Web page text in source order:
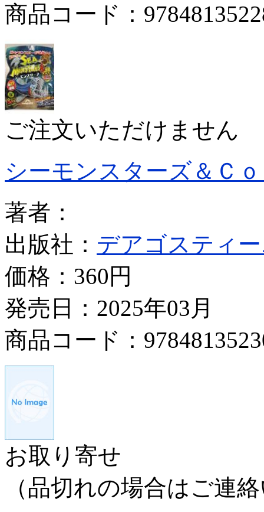
商品コード：
ご注文いただけません
シーモンスターズ＆Ｃ
著者：
出版社： デアゴスティ
価格： 360円
発売日：2025年03月
商品コード：
お取り寄せ
（品切れの場合はご連